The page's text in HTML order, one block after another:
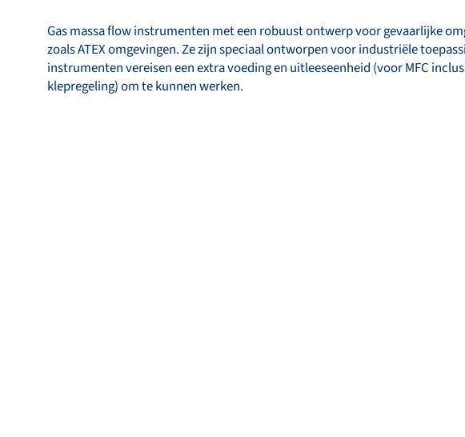
Gas massa flow instrumenten met een robuust ontwerp voor gevaarlijke
zoals ATEX omgevingen. Ze zijn speciaal ontworpen voor industriële
instrumenten vereisen een extra voeding en uitleeseenheid (voor MFC
klepregeling) om te kunnen werken.